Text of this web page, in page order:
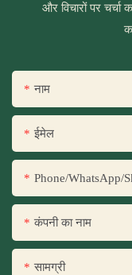
और विचारों पर
नाम
ईमेल
Phone/WhatsApp/
कंपनी का नाम
सामग्री